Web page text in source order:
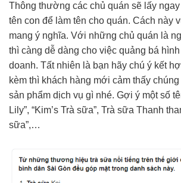
Thông thường các chủ quán sẽ lấy
tên con để làm tên cho quán. Cách này
mang ý nghĩa. Với những chủ quán là
thì càng dễ dàng cho việc quảng bá
doanh. Tất nhiên là bạn hãy chú ý kết
kèm thì khách hàng mới cảm thấy
sản phẩm dịch vụ gì nhé. Gợi ý một số
Lily”, “Kim’s Trà sữa”, Trà sữa Thanh
sữa”,…